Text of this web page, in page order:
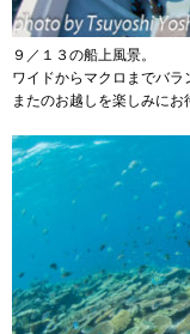
９／１３の船上風景。
ワイドからマクロまでバラ
またのお越しを楽しみにお